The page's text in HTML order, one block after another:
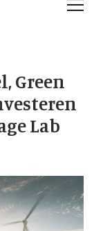
Green
Lab